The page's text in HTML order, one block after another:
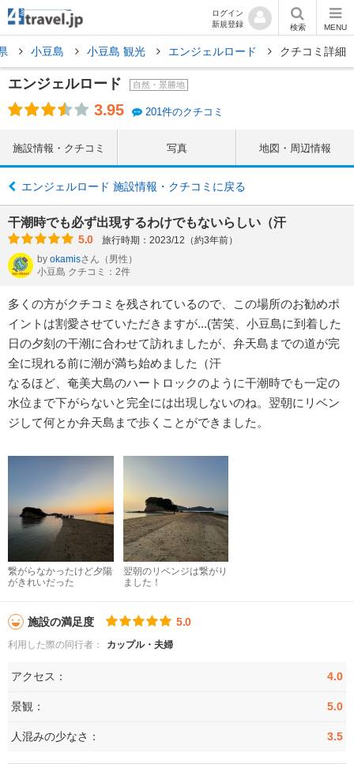
ログイン
新規登録
検索 MENU
小豆島 小豆島 観光 エンジェルロード クチコミ詳細
エンジェルロード 自然・景勝地
3.95 201件のクチコミ
施設情報・クチコミ 写真 地図・周辺情報
エンジェルロード 施設情報・クチコミに戻る
干潮時でも必ず出現するわけでもないらしい（汗
5.0
旅行時期：2023/12（約3年前）
by okamisさん （男性）
小豆島 クチコミ：2件
多くの方がクチコミを残されているので、この場所のお勧めポ
イントは割愛させていただきますが...(苦笑、小豆島に到着した
日の夕刻の干潮に合わせて訪れましたが、弁天島までの道が完
全に現れる前に潮が満ち始めました（汗
なるほど、奄美大島のハートロックのように干潮時でも一定の
水位まで下がらないと完全には出現しないのね。翌朝にリベン
ジして何とか弁天島まで歩くことができました。
繋がらなかったけど夕陽
がきれいだった
翌朝のリベンジは繋がり
ました！
施設の満足度 5.0
利用した際の同行者： カップル・夫婦
アクセス： 4.0
景観： 5.0
人混みの少なさ： 3.5